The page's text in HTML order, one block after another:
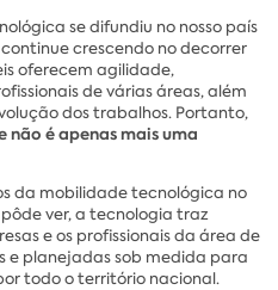
se difundiu no nosso país
crescendo no decorrer
oferecem agilidade,
de várias áreas, além
dos trabalhos. Portanto,
não é apenas mais uma
da mobilidade tecnológica no
ver, a tecnologia traz
e os profissionais da área de
e planejadas sob medida para
todo o território nacional.